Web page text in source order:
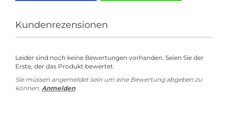
Kundenrezensionen
Leider sind noch keine Bewertungen vorhanden. Seien Sie der
Erste, der das Produkt bewertet.
Sie müssen angemeldet sein um eine Bewertung abgeben zu
können. Anmelden